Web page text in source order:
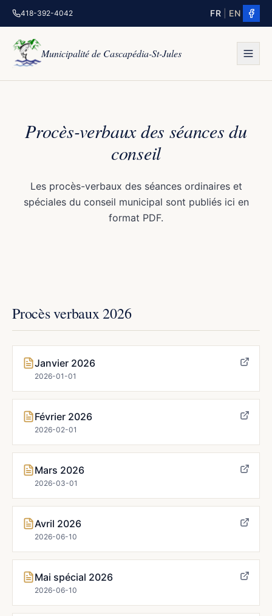
418-392-4042 FR EN
Municipalité de Cascapédia-St-Jules
Procès-verbaux des séances du
conseil
Les procès-verbaux des séances ordinaires et
spéciales du conseil municipal sont publiés ici en
format PDF.
Procès verbaux 2026
Janvier 2026
2026-01-01
Février 2026
2026-02-01
Mars 2026
2026-03-01
Avril 2026
2026-06-10
Mai spécial 2026
2026-06-10